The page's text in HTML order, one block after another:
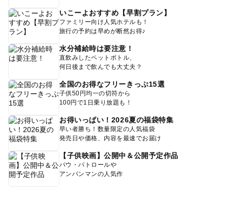
いこーよおすすめ【早割プラン】
ファミリー向け人気ホテルも！
旅行の予約は早めが断然お得♪
水分補給時は要注意！
直飲みしたペットボトル、
何日後まで飲んでも大丈夫？
全国のお得なフリーきっぷ15選
子供50円均一の切符から
100円で1日乗り放題も！
お得いっぱい！2026夏の福袋特集
早い者勝ち！数量限定の人気福袋
発売日や価格、内容を最速でお届け
【子供映画】公開中＆公開予定作品
パウ・パトロールや
アンパンマンの人気作